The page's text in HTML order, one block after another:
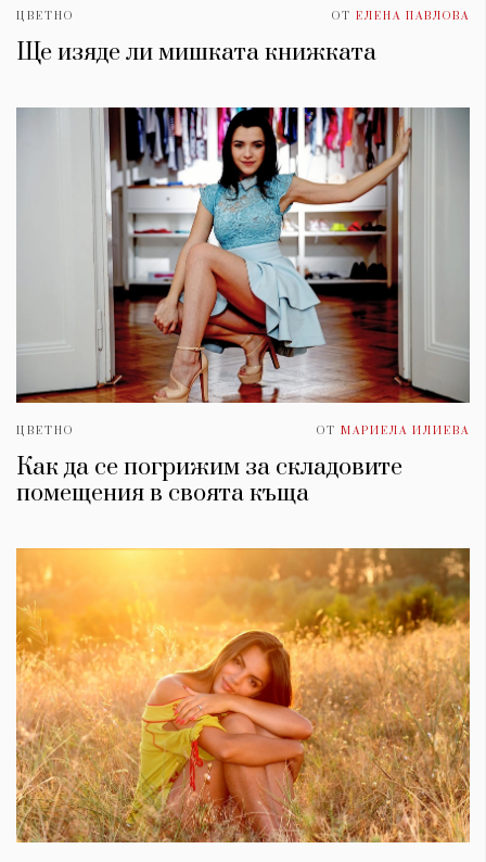
ЦВЕТНО ОТ ЕЛЕНА ПАВЛОВА
Ще изяде ли мишката книжката
ЦВЕТНО ОТ МАРИЕЛА ИЛИЕВА
Как да се погрижим за складовите
помещения в своята къща